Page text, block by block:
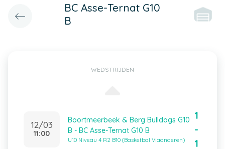
BC Asse-Ternat G10
B
WEDSTRIJDEN
12/03
11:00
Boortmeerbeek & Berg Bulldogs G10
B - BC Asse-Ternat G10 B
U10 Niveau 4 R2 B10 (Basketbal Vlaanderen)
1
-
1